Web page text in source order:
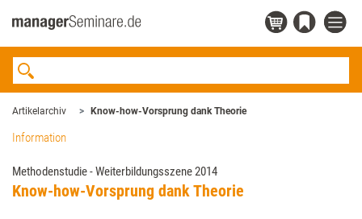
Artikelarchiv Know-how-Vorsprung dank Theorie
Information
Methodenstudie - Weiterbildungsszene 2014
Know-how-Vorsprung dank Theorie